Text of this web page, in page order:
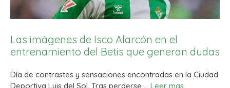
Las imágenes de Isco Alarcón en el
entrenamiento del Betis que generan dudas
Día de contrastes y sensaciones encontradas en la Ciudad
Deportiva Luis del Sol. Tras perderse … Leer mas